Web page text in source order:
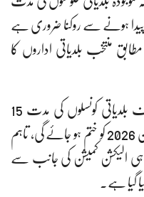
پیدا ہونے سے روکنا ضروری ہے
140-اے کے مطابق منتخب بلدیاتی اداروں کا
درخواست کے مطابق صوبے میں نصف بلدیاتی کونسلوں کی مدت 15
مارچ کو جبکہ باقی کونسلوں کی مدت 20 جون 2026 کو ختم ہو جائے گی، تاہم
ہی الیکشن کمیشن کی جانب سے
گیا ہے۔